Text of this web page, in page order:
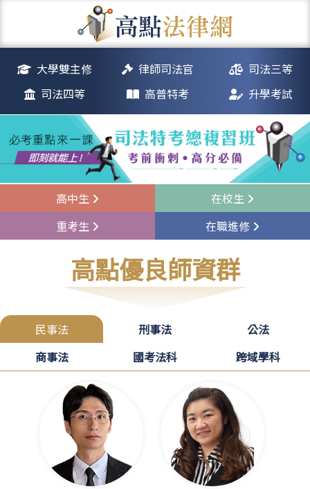
大學雙主修 律師司法官
司法三等
司法四等
高普特考 升學考試
高中生
在校生
重考生
在職進修
高點優良師資群
民事法 刑事法
公法
商事法
國考法科 跨域學科